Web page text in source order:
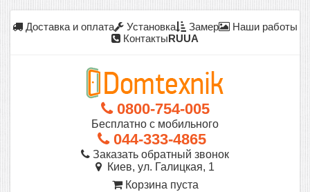
Доставка и оплата Установка Замер
Наши работы
КонтактыRUUA
0800-754-005
Бесплатно с мобильного
044-333-4865
Заказать обратный звонок
Киев, ул. Галицкая, 1
Корзина пуста